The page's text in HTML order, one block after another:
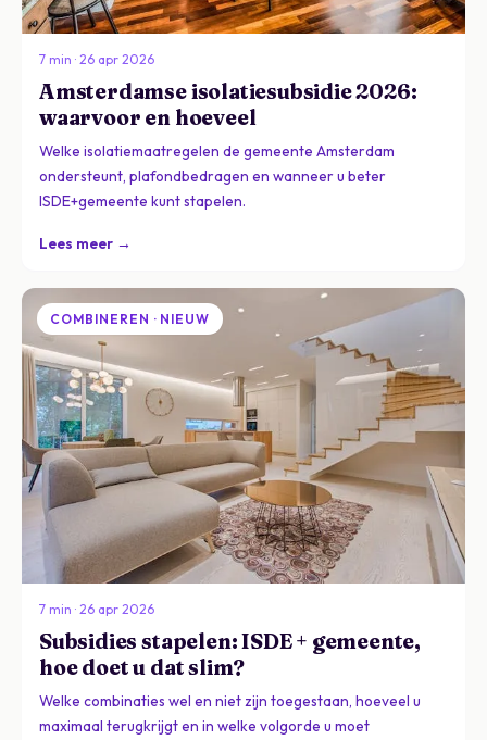
7 min · 26 apr 2026
Amsterdamse isolatiesubsidie 2026:
waarvoor en hoeveel
Welke isolatiemaatregelen de gemeente Amsterdam
ondersteunt, plafondbedragen en wanneer u beter
ISDE+gemeente kunt stapelen.
Lees meer →
COMBINEREN · NIEUW
7 min · 26 apr 2026
Subsidies stapelen: ISDE + gemeente,
hoe doet u dat slim?
Welke combinaties wel en niet zijn toegestaan, hoeveel u
maximaal terugkrijgt en in welke volgorde u moet